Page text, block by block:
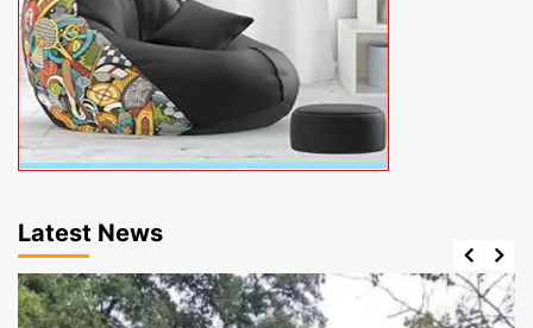
Latest News